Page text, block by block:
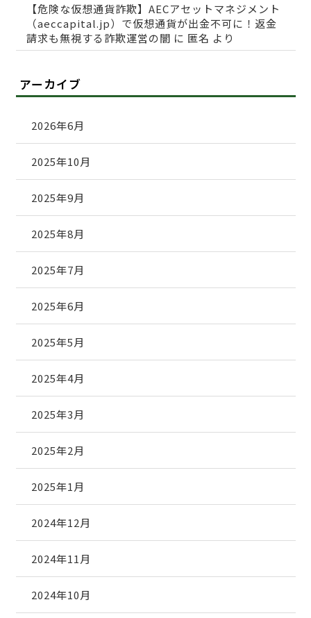
【危険な仮想通貨詐欺】AECアセットマネジメント
（aeccapital.jp）で仮想通貨が出金不可に！返金
請求も無視する詐欺運営の闇 に 匿名 より
アーカイブ
2026年6月
2025年10月
2025年9月
2025年8月
2025年7月
2025年6月
2025年5月
2025年4月
2025年3月
2025年2月
2025年1月
2024年12月
2024年11月
2024年10月